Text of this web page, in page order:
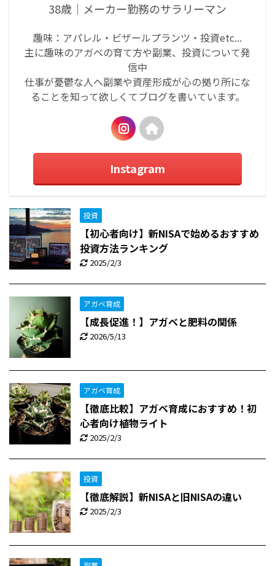
38歳｜メーカー勤務のサラリーマン
趣味：アパレル・ビザールプランツ・投資etc...
主に趣味のアガベの育て方や副業、投資について発
信中
仕事が憂鬱な人へ副業や資産形成が心の拠り所にな
ることを知って欲しくてブログを書いています。
Instagram
投資
【初心者向け】新NISAで始めるおすすめ
投資方法ランキング
2025/2/3
アガベ育成
【成長促進！】アガベと肥料の関係
2026/5/13
アガベ育成
【徹底比較】アガベ育成におすすめ！初
心者向け植物ライト
2025/2/3
投資
【徹底解説】新NISAと旧NISAの違い
2025/2/3